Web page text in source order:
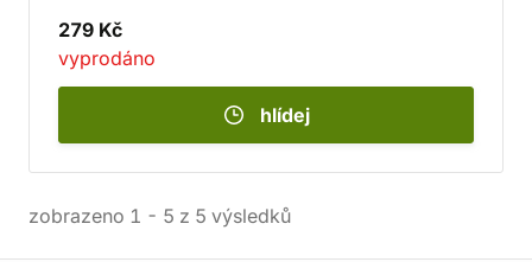
279 Kč
vyprodáno
hlídej
zobrazeno 1 - 5 z 5 výsledků